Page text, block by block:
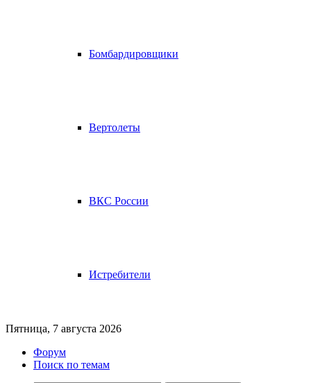
Бомбардировщики
Вертолеты
ВКС России
Истребители
Пятница, 7 августа 2026
Форум
Поиск по темам